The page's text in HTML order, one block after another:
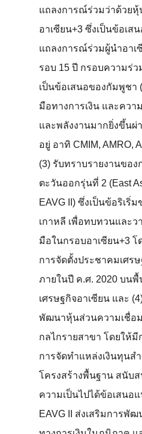
แถลงการณ์ร่วมว่าด้วยหุ้
อาเซียน+3 ซึ่งเป็นข้อเส
แถลงการณ์ร่วมผู้นำอาเ
รอบ 15 ปี กรอบความร่ว
เป็นข้อเสนอของกัมพูชา
มือทางการเงิน และคว
และพลังงานมากยิ่งขึ้นผ่
อยู่ อาทิ CMIM, AMRO,
(3) รับทราบรายงานของ
ตะวันออกรุ่นที่ 2 (East
EAVG II) ซึ่งเป็นข้อริเริ่
เกาหลี เพื่อทบทวนและ
มือในกรอบอาเซียน+3 โ
การจัดตั้งประชาคมเศร
ภายในปี ค.ศ. 2020 บน
เศรษฐกิจอาเซียน และ
พัฒนาหุ้นส่วนความเชื่อม
กลไกรายสาขา โดยให้
การจัดทำแหล่งเงินทุนส
โครงสร้างพื้นฐาน สนับ
ความเป็นไปได้ข้อเสนอ
EAVG II ส่งเสริมการพั